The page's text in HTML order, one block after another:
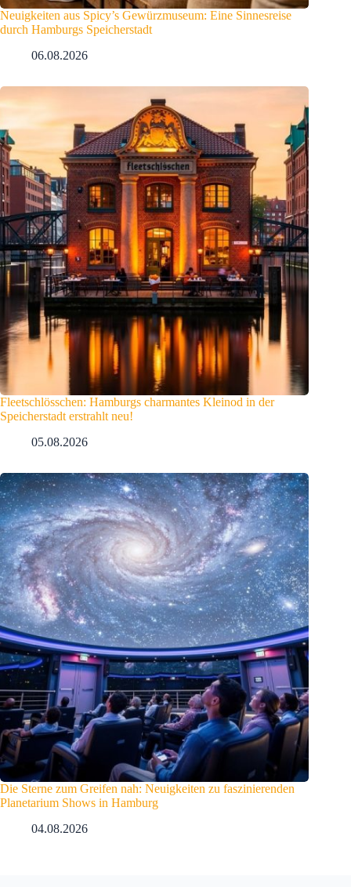
Neuigkeiten aus Spicy’s Gewürzmuseum: Eine Sinnesreise
durch Hamburgs Speicherstadt
06.08.2026
Fleetschlösschen: Hamburgs charmantes Kleinod in der
Speicherstadt erstrahlt neu!
05.08.2026
Die Sterne zum Greifen nah: Neuigkeiten zu faszinierenden
Planetarium Shows in Hamburg
04.08.2026